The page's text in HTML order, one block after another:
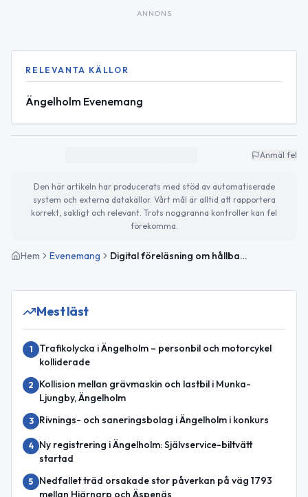
ANNONS
RELEVANTA KÄLLOR
Ängelholm Evenemang
Anmäl fel
Den här artikeln har producerats med stöd av automatiserade
system och externa datakällor. Vårt mål är alltid att rapportera
korrekt, sakligt och relevant. Trots noggranna kontroller kan fel
förekomma.
Hem Evenemang Digital föreläsning om hållbart resande med Lina Skandevall
Mest läst
1
Trafikolycka i Ängelholm – personbil och motorcykel
kolliderade
2
Kollision mellan grävmaskin och lastbil i Munka-
Ljungby, Ängelholm
3 Rivnings- och saneringsbolag i Ängelholm i konkurs
4
Ny registrering i Ängelholm: Självservice-biltvätt
startad
5
Nedfallet träd orsakade stor påverkan på väg 1793